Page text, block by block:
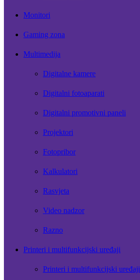
Monitori
Gaming zona
Multimedija
Digitalne kamere
Digitalni fotoaparati
Digitalni promotivni paneli
Projektori
Fotopribor
Kalkulatori
Rasvjeta
Video nadzor
Razno
Printeri i multifunkcijski uređaji
Printeri i multifunkcijski uređaji